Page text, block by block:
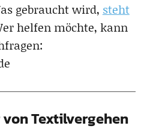
gebraucht wird, steht
helfen möchte, kann
Textilvergehen